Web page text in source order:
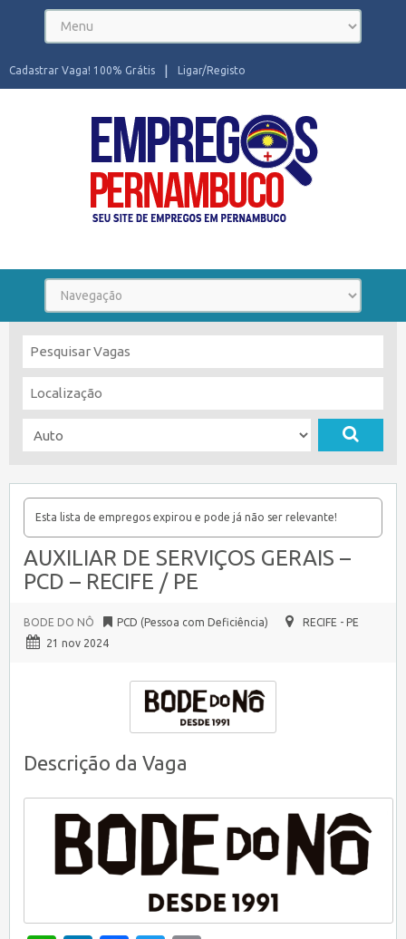
Ligar/Registo
Cadastrar Vaga! 100% Grátis
Esta lista de empregos expirou e pode já não ser relevante!
AUXILIAR DE SERVIÇOS GERAIS –
PCD – RECIFE / PE
BODE DO NÔ PCD (Pessoa com Deficiência)
RECIFE - PE
21 nov 2024
Descrição da Vaga